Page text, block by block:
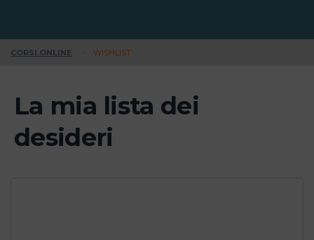
CORSI.ONLINE WISHLIST
La mia lista dei
desideri